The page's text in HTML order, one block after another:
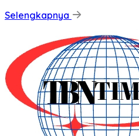
Selengkapnya